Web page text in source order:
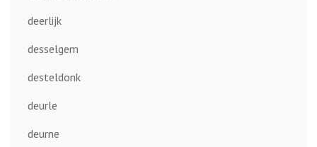
deerlijk
desselgem
desteldonk
deurle
deurne